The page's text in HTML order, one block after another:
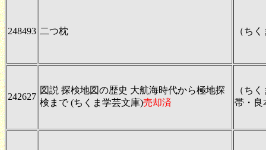
248493 二つ枕 （ち
242627
図説 探検地図の歴史 大航海時代から極地探
検まで (ちくま学芸文庫)売却済
（ち
帯・良